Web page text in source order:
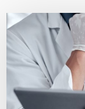
Image